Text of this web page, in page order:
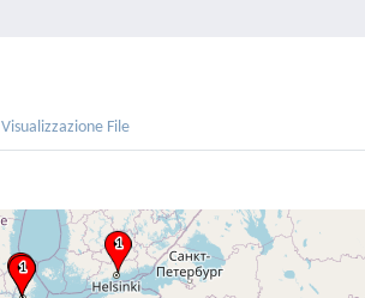
Visualizzazione File